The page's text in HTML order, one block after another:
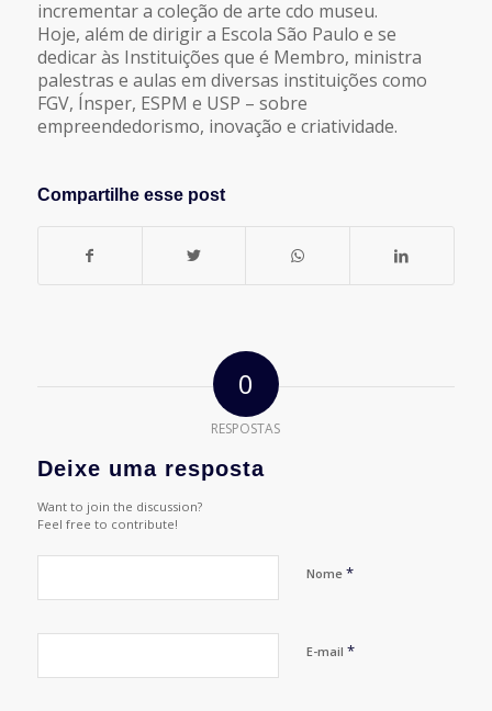
incrementar a coleção de arte cdo museu.
Hoje, além de dirigir a Escola São Paulo e se
dedicar às Instituições que é Membro, ministra
palestras e aulas em diversas instituições como
FGV, Ínsper, ESPM e USP – sobre
empreendedorismo, inovação e criatividade.
Compartilhe esse post
0
RESPOSTAS
Deixe uma resposta
Want to join the discussion?
Feel free to contribute!
Nome *
E-mail *